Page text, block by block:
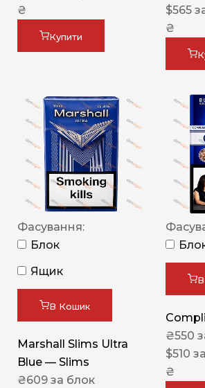
₴
Купити
$565
₴
Фасування:
Блок
Ящик
В Кошик
Marshall Slims Ultra
Blue — Slims
₴609 за блок
₴550
$510
₴